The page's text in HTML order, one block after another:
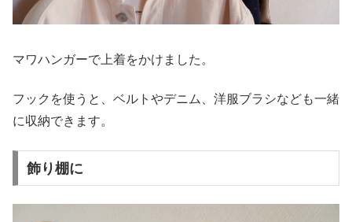
マワハンガーで上着をかけました。
フックを使うと、ベルトやデニム、洋服ブラシなども一緒
に収納できます。
飾り棚に